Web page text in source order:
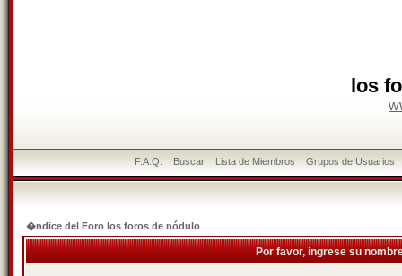
los
F.A.Q. Buscar Lista de Miembros Grupos de Usuarios
�ndice del Foro los foros de nódulo
Por favor, ingrese su